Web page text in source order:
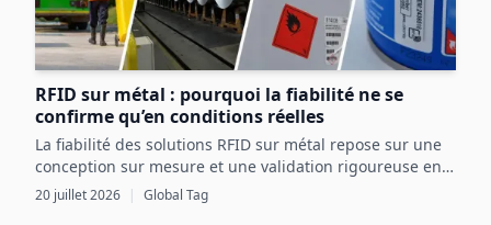
RFID sur métal : pourquoi la fiabilité ne se
confirme qu’en conditions réelles
La fiabilité des solutions RFID sur métal repose sur une
conception sur mesure et une validation rigoureuse en
conditions réelles, intégrant pleinement les contraintes
20 juillet 2026 | Global Tag